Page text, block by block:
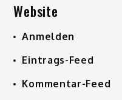
Website
Anmelden
Eintrags-Feed
Kommentar-Feed